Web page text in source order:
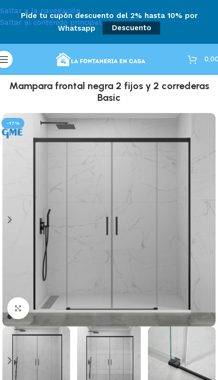
Saltar a la navegación
Saltar al contenido principal
Pide tu cupón descuento del 2% hasta 10% por
Whatsapp
Descuento
Mampara frontal negra 2 fijos y 2 correderas
Basic
-17%
Haga clic para ampliar